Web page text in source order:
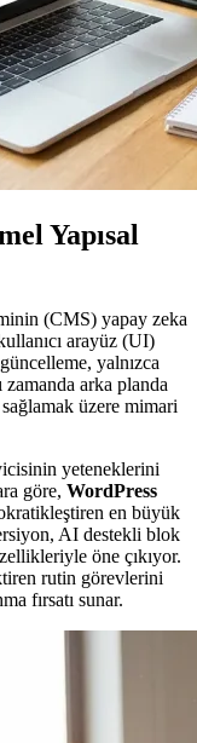
Yapısal
(CMS) yapay zeka
arayüz (UI)
yalnızca
arka planda
sağlamak üzere mimari
yeteneklerini
göre, WordPress
en büyük
AI destekli blok
öne çıkıyor.
rutin görevlerini
fırsatı sunar.